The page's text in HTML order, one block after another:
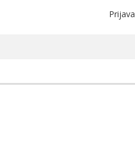
Prijava